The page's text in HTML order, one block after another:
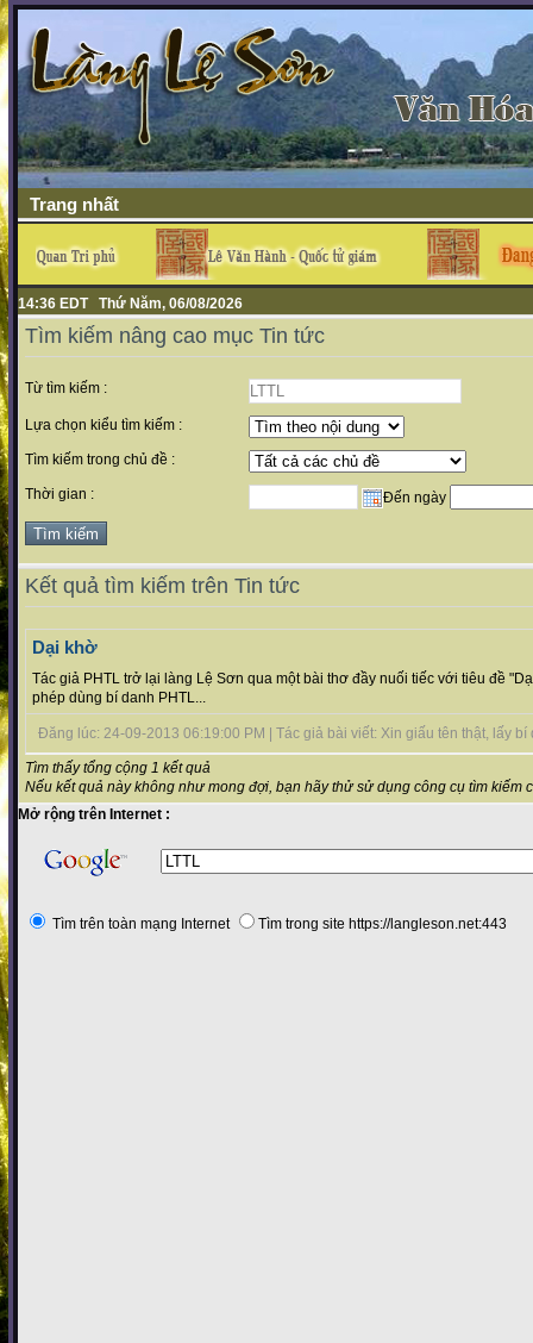
Trang nhất
14:36 EDT Thứ Năm, 06/08/2026
Tìm kiếm nâng cao mục Tin tức
Từ tìm kiếm :
Lựa chọn kiểu tìm kiếm :
Tìm kiếm trong chủ đề :
Thời gian : Đến ngày
Kết quả tìm kiếm trên Tin tức
Dại khờ
Tác giả PHTL trở lại làng Lệ Sơn qua một bài thơ đầy nuối tiếc với tiêu đề
phép dùng bí danh PHTL...
Đăng lúc: 24-09-2013 06:19:00 PM | Tác giả bài viết: Xin giấu tên thật, lấy bí
Tìm thấy tổng cộng 1 kết quả
Nếu kết quả này không như mong đợi, bạn hãy thử sử dụng công cụ tìm kiếm
Mở rộng trên Internet :
Tìm trên toàn mạng Internet Tìm trong site https://langleson.net:443